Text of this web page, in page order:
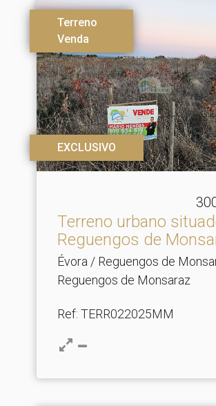
Terreno
Venda
EXCLUSIVO
Terreno urbano
Reguengos de
Évora / Reguengos de
Reguengos de Monsaraz
Ref: TERR022025MM